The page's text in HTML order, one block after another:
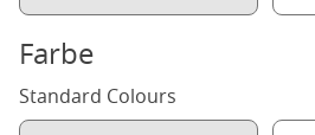
Farbe
Standard Colours